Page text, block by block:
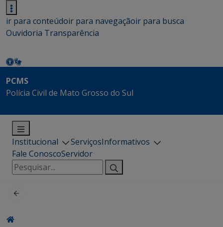
ir para conteúdoir para navegaçãoir para busca
Ouvidoria Transparência
PCMS
Polícia Civil de Mato Grosso do Sul
Institucional ServiçosInformativos
Fale ConoscoServidor
Pesquisar
por: